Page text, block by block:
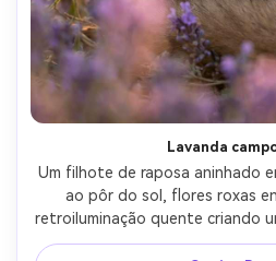
Lavanda
Um filhote de raposa aninhado
ao pôr do sol, flores roxas
retroiluminação quente criando
tirado em Canon EOS R5 com
Crie
IA sem
100%
Comece